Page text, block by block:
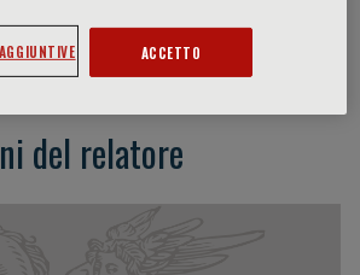
Ruiz
del relatore
ACCETTO